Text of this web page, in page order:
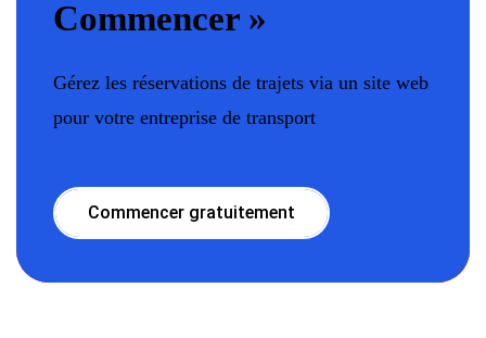
Commencer »
Gérez les réservations de trajets via un site web
pour votre entreprise de transport
Commencer gratuitement